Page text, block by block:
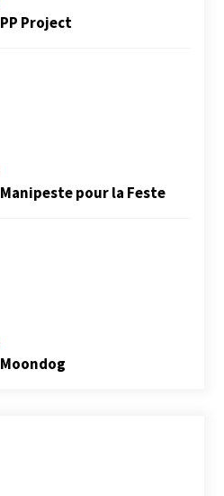
PP Project
Manipeste pour la Feste
Moondog